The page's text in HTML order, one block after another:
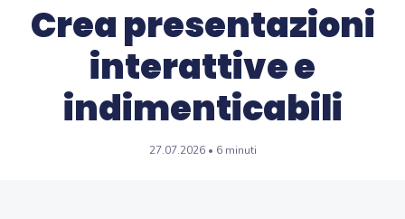
Crea presentazioni
interattive e
indimenticabili
27.07.2026 • 6 minuti